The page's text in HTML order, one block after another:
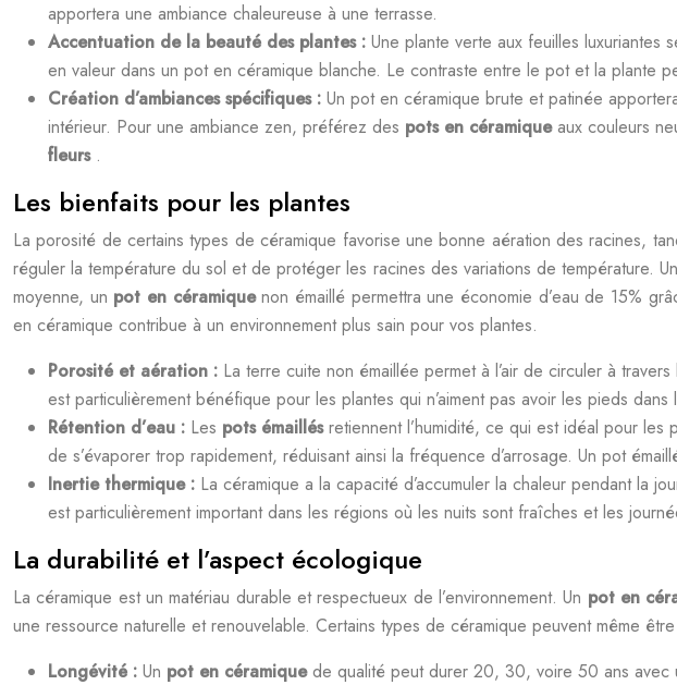
apportera une ambiance chaleureuse à une terrasse.
Accentuation de la beauté des plantes : Une plante verte aux feuilles luxuriantes
en valeur dans un pot en céramique blanche. Le contraste entre le pot et la plante
Création d’ambiances spécifiques : Un pot en céramique brute et patinée
intérieur. Pour une ambiance zen, préférez des pots en céramiqueaux couleurs
fleurs .
Les bienfaits pour les plantes
La porosité de certains types de céramique favorise une bonne aération des racines,
réguler la température du sol et de protéger les racines des variations de température. Un
moyenne, un pot en céramiquenon émaillé permettra une économie d’eau de 15%
en céramique contribue à un environnement plus sain pour vos plantes.
Porosité et aération : La terre cuite non émaillée permet à l’air de circuler à
est particulièrement bénéfique pour les plantes qui n’aiment pas avoir les pieds
Rétention d’eau : Les pots émaillésretiennent l’humidité, ce qui est idéal pour les
de s’évaporer trop rapidement, réduisant ainsi la fréquence d’arrosage. Un pot
Inertie thermique : La céramique a la capacité d’accumuler la chaleur pendant la
est particulièrement important dans les régions où les nuits sont fraîches et les
La durabilité et l’aspect écologique
La céramique est un matériau durable et respectueux de l’environnement. Un pot en
une ressource naturelle et renouvelable. Certains types de céramique peuvent même
Longévité : Un pot en céramiquede qualité peut durer 20, 30, voire 50 ans avec